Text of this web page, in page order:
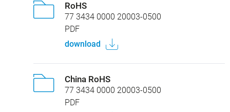
RoHS
77 3434 0000 20003-0500
PDF
download
China RoHS
77 3434 0000 20003-0500
PDF